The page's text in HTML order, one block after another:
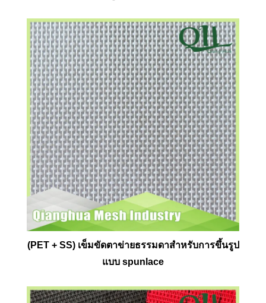
(PET + SS) เข็มขัดตาข่ายธรรมดาสำหรับการขึ้นรูป
แบบ spunlace